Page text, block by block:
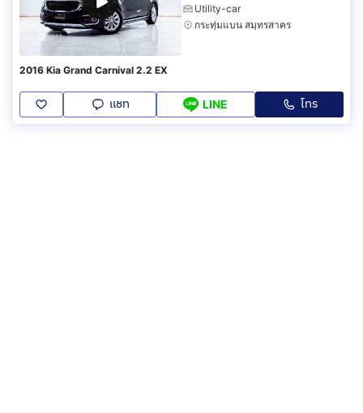
Utility-car
กระทุ่มแบน สมุทรสาคร
2016 Kia Grand Carnival 2.2 EX
แชท LINE โทร